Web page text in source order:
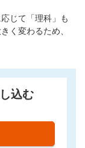
じて「理科」も
く変わるため、
込む